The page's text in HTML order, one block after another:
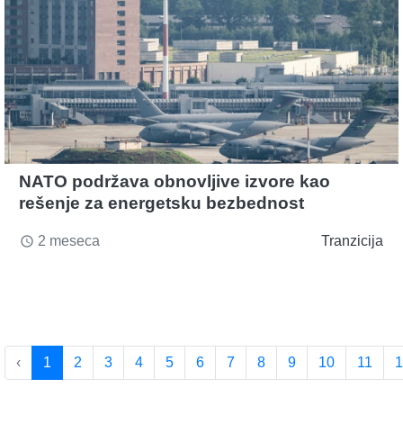
NATO podržava obnovljive izvore kao
rešenje za energetsku bezbednost
access_time 2 meseca Tranzicija
‹ 1 2 3 4 5 6 7 8 9 10 11